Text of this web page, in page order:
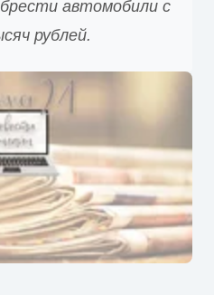
автомобили с
рублей.